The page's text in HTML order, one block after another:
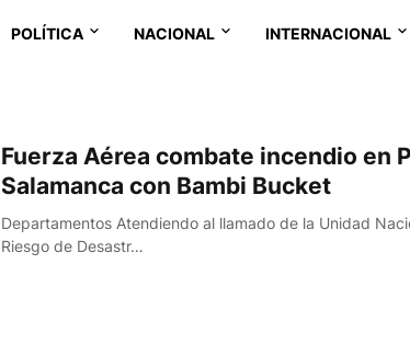
POLÍTICA NACIONAL INTERNACIONAL
Fuerza Aérea combate incendio en
Salamanca con Bambi Bucket
Departamentos Atendiendo al llamado de la Unidad
Riesgo de Desastr…